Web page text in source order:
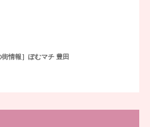
街情報］ぽむマチ 豊田